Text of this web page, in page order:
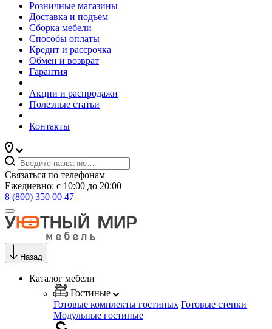
Розничные магазины
Доставка и подъем
Сборка мебели
Способы оплаты
Кредит и рассрочка
Обмен и возврат
Гарантия
Акции и распродажи
Полезные статьи
Контакты
Связаться по телефонам
Ежедневно: с 10:00 до 20:00
8 (800) 350 00 47
Назад
Каталог мебели
Гостиные
Готовые комплекты гостиных Готовые стенки
Модульные гостиные